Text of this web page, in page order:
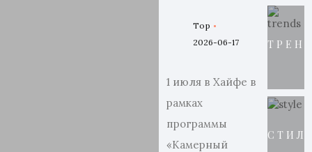
Top
2026-06-17
1 июля в Хайфе в
рамках
программы
«Камерный